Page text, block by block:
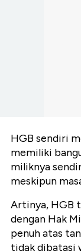
HGB sendiri
memiliki
miliknya
meskipun
Artinya, HGB
dengan Hak
penuh atas
tidak dibatasi